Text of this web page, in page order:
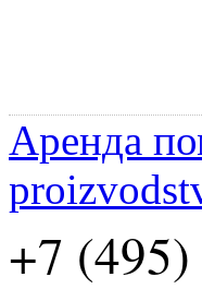
Аренда
+7